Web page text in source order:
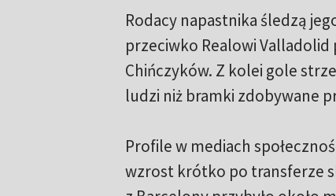
Rodacy napastnika śledzą
przeciwko Realowi
Chińczyków. Z kolei gole
ludzi niż bramki zdobywane
Profile w mediach
wzrost krótko po transferze